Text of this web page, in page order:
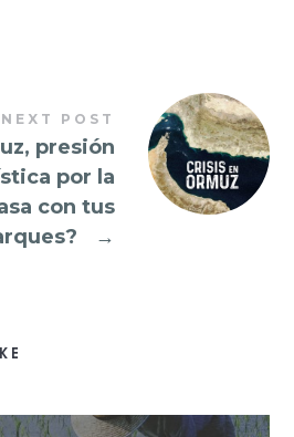
NEXT POST
presión
por la
con tus
→